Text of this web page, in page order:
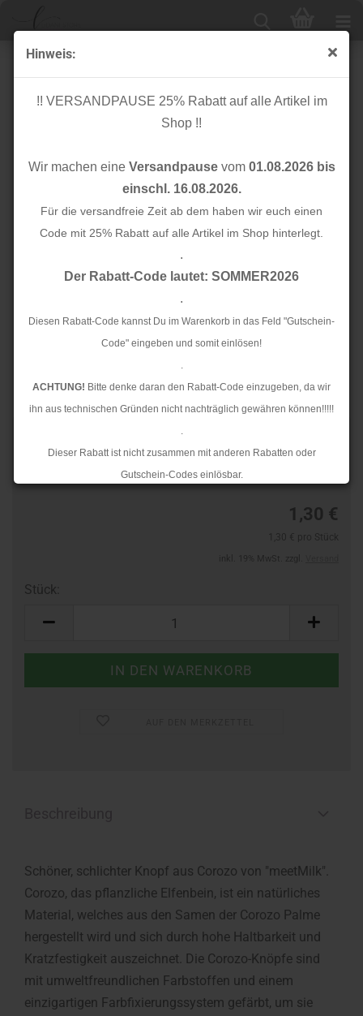
Hinweis:
!! VERSANDPAUSE 25% Rabatt auf alle Artikel im
Shop !!
Wir machen eine Versandpausevom 01.08.2026 bis
einschl. 16.08.2026.
Für die versandfreie Zeit ab dem haben wir euch einen
Code mit 25% Rabatt auf alle Artikel im Shop hinterlegt.
.
Der Rabatt-Code lautet: SOMMER2026
.
Diesen Rabatt-Code kannst Du im Warenkorb in das Feld "Gutschein-
Code" eingeben und somit einlösen!
.
ACHTUNG! Bitte denke daran den Rabatt-Code einzugeben, da wir
ihn aus technischen Gründen nicht nachträglich gewähren können!!!!!
.
Dieser Rabatt ist nicht zusammen mit anderen Rabatten oder
Gutschein-Codes einlösbar.
Ab dem 17.08.2026 versenden wir wieder wie gewohnt. Aufgrund des
Knopf Corozo - Plain - 15 mm - emerald - meetMilk
1,30 €
Stück:
Schöner, schlichter Knopf aus Corozo von "meetMilk".
Corozo, das pflanzliche Elfenbein, ist ein natürliches
Material, welches aus den Samen der Corozo Palme
hergestellt wird und sich durch hohe Haltbarkeit und
Kratzfestigkeit auszeichnet. Die Corozo-Knöpfe sind
mit umweltfreundlichen Farbstoffen und einem
einzigartigen Farbfixierungssystem gefärbt, um sie